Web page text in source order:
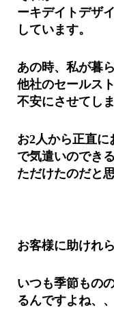
ーキデイトデザ
しています。
あの時、 私が暮
他社のセールス
不安にさせてし
お2人から正直に
で気遣いのでき
ただけたのだと
お客様に助けれ
いつも季節もの
るんですよね、、